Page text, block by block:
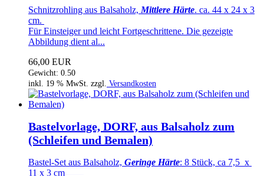
Schnitzrohling aus Balsaholz,Mittlere Härte. ca. 44 x 24 x 3
cm.
Für Einsteiger und leicht Fortgeschrittene. Die gezeigte
Abbildung dient al...
66,00 EUR
Gewicht: 0.50
inkl. 19 % MwSt. zzgl. Versandkosten
Bastelvorlage, DORF, aus Balsaholz zum
(Schleifen und Bemalen)
Bastel-Set aus Balsaholz, Geringe Härte: 8 Stück, ca 7,5 x
11 x 3 cm